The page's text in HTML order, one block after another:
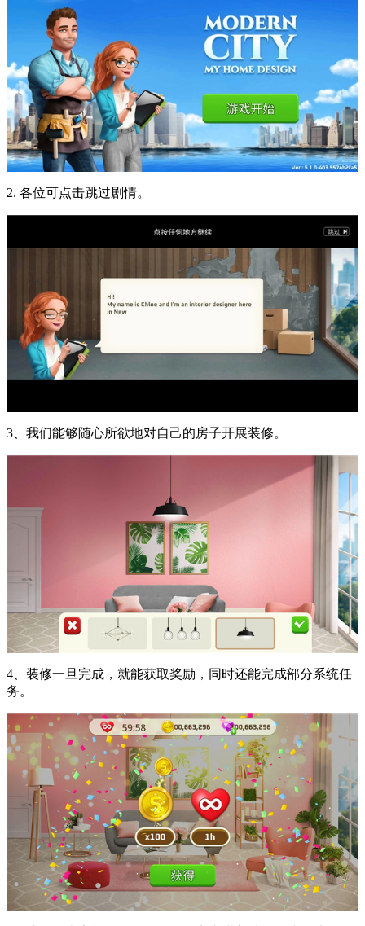
2. 各位可点击跳过剧情。
3、我们能够随心所欲地对自己的房子开展装修。
4、装修一旦完成，就能获取奖励，同时还能完成部分系统任
务。